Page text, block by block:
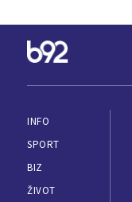
INFO
SPORT
BIZ
ŽIVOT